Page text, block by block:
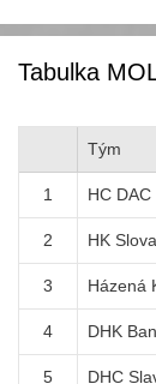
Tabulka
Tým
1 HC
2 HK
3 Házená
4 DHK
5 DHC